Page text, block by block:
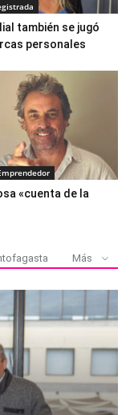
también se jugó
personales
«cuenta de la
Más